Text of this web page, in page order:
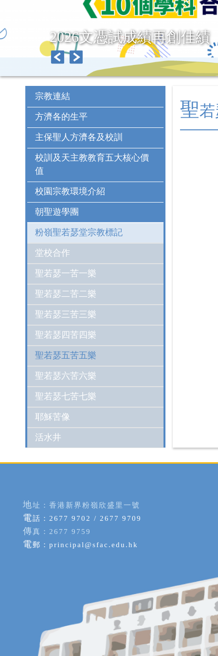
2026文憑試成績再創佳績
宗教連結
方濟各的生平
主保聖人方濟各及校訓
校訓及天主教教育五大核心價
值
校園宗教環境介紹
朝聖遊學團
粉嶺聖若瑟堂宗教標記
堂校合作
聖若瑟一苦一樂
聖若瑟二苦二樂
聖若瑟三苦三樂
聖若瑟四苦四樂
聖若瑟五苦五樂
聖若瑟六苦六樂
聖若瑟七苦七樂
耶穌苦像
活水井
聖
地址：香港新界粉嶺欣盛里一號
電話：2677 9702 / 2677 9709
傳真：2677 9759
電郵： principal@sfac.edu.hk